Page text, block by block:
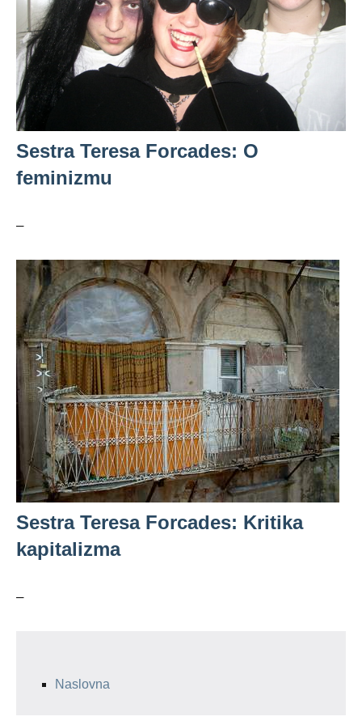
Sestra Teresa Forcades: O
feminizmu
–
Sestra Teresa Forcades: Kritika
kapitalizma
–
Naslovna